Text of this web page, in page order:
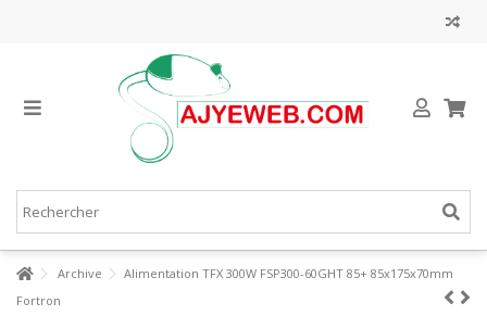
Archive
Alimentation TFX 300W FSP300-60GHT 85+ 85x175x70mm
Fortron